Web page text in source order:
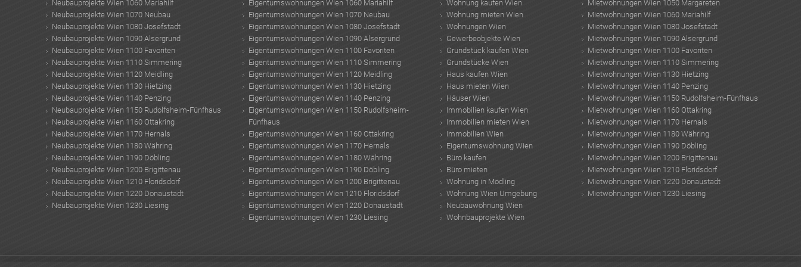
Neubauprojekte Wien 1060 Mariahilf
Neubauprojekte Wien 1070 Neubau
Neubauprojekte Wien 1080 Josefstadt
Neubauprojekte Wien 1090 Alsergrund
Neubauprojekte Wien 1100 Favoriten
Neubauprojekte Wien 1110 Simmering
Neubauprojekte Wien 1120 Meidling
Neubauprojekte Wien 1130 Hietzing
Neubauprojekte Wien 1140 Penzing
Neubauprojekte Wien 1150 Rudolfsheim-Fünfhaus
Neubauprojekte Wien 1160 Ottakring
Neubauprojekte Wien 1170 Hernals
Neubauprojekte Wien 1180 Währing
Neubauprojekte Wien 1190 Döbling
Neubauprojekte Wien 1200 Brigittenau
Neubauprojekte Wien 1210 Floridsdorf
Neubauprojekte Wien 1220 Donaustadt
Neubauprojekte Wien 1230 Liesing
Eigentumswohnungen Wien 1060 Mariahilf
Eigentumswohnungen Wien 1070 Neubau
Eigentumswohnungen Wien 1080 Josefstadt
Eigentumswohnungen Wien 1090 Alsergrund
Eigentumswohnungen Wien 1100 Favoriten
Eigentumswohnungen Wien 1110 Simmering
Eigentumswohnungen Wien 1120 Meidling
Eigentumswohnungen Wien 1130 Hietzing
Eigentumswohnungen Wien 1140 Penzing
Eigentumswohnungen Wien 1150 Rudolfsheim-
Fünfhaus
Eigentumswohnungen Wien 1160 Ottakring
Eigentumswohnungen Wien 1170 Hernals
Eigentumswohnungen Wien 1180 Währing
Eigentumswohnungen Wien 1190 Döbling
Eigentumswohnungen Wien 1200 Brigittenau
Eigentumswohnungen Wien 1210 Floridsdorf
Eigentumswohnungen Wien 1220 Donaustadt
Eigentumswohnungen Wien 1230 Liesing
Wohnung kaufen Wien
Wohnung mieten Wien
Wohnungen Wien
Gewerbeobjekte Wien
Grundstück kaufen Wien
Grundstücke Wien
Haus kaufen Wien
Haus mieten Wien
Häuser Wien
Immobilien kaufen Wien
Immobilien mieten Wien
Immobilien Wien
Eigentumswohnung Wien
Büro kaufen
Büro mieten
Wohnung in Mödling
Wohnung Wien Umgebung
Neubauwohnung Wien
Wohnbauprojekte Wien
Mietwohnungen Wien 1050 Margareten
Mietwohnungen Wien 1060 Mariahilf
Mietwohnungen Wien 1080 Josefstadt
Mietwohnungen Wien 1090 Alsergrund
Mietwohnungen Wien 1100 Favoriten
Mietwohnungen Wien 1110 Simmering
Mietwohnungen Wien 1130 Hietzing
Mietwohnungen Wien 1140 Penzing
Mietwohnungen Wien 1150 Rudolfsheim-Fünfhaus
Mietwohnungen Wien 1160 Ottakring
Mietwohnungen Wien 1170 Hernals
Mietwohnungen Wien 1180 Währing
Mietwohnungen Wien 1190 Döbling
Mietwohnungen Wien 1200 Brigittenau
Mietwohnungen Wien 1210 Floridsdorf
Mietwohnungen Wien 1220 Donaustadt
Mietwohnungen Wien 1230 Liesing